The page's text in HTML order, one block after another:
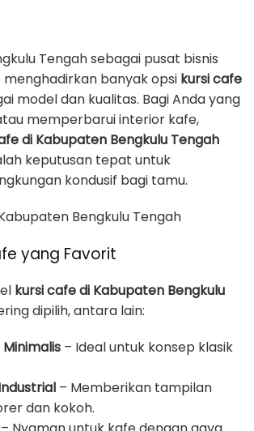
Tengah sebagai pusat bisnis
menghadirkan banyak opsi kursi cafe
model dan kualitas. Bagi Anda yang
memperbarui interior kafe,
di Kabupaten Bengkulu Tengah
keputusan tepat untuk
kondusif bagi tamu.
yang Favorit
kursi cafe di Kabupaten Bengkulu
dipilih, antara lain:
Minimalis – Ideal untuk konsep klasik
– Memberikan tampilan
dan kokoh.